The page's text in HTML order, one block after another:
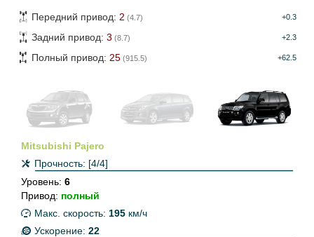
Передний привод: 2 (4.7) +0.3
Задний привод: 3 (8.7) +2.3
Полный привод: 25 (915.5) +62.5
Mitsubishi Pajero
Прочность: [4/4]
Уровень: 6
Привод: полный
Макс. скорость: 195 км/ч
Ускорение: 22